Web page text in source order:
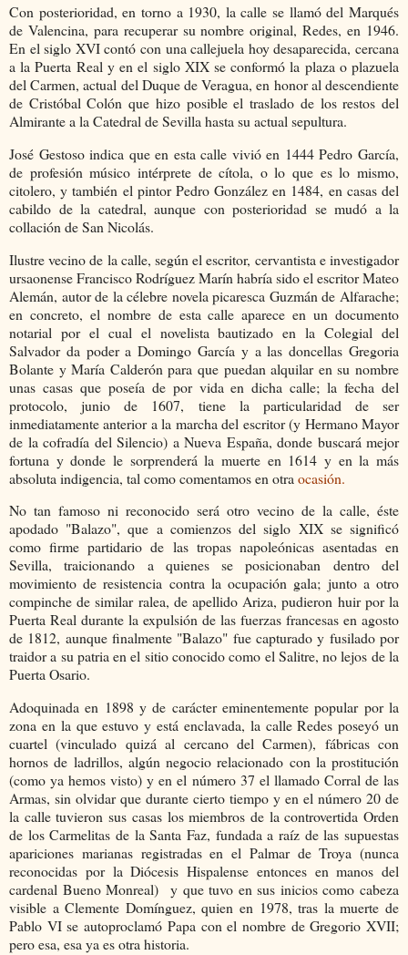
Con posterioridad, en torno a 1930, la calle se llamó del Marqués
de Valencina, para recuperar su nombre original, Redes, en 1946.
En el siglo XVI contó con una callejuela hoy desaparecida, cercana
a la Puerta Real y en el siglo XIX se conformó la plaza o plazuela
del Carmen, actual del Duque de Veragua, en honor al descendiente
de Cristóbal Colón que hizo posible el traslado de los restos del
Almirante a la Catedral de Sevilla hasta su actual sepultura.
José Gestoso indica que en esta calle vivió en 1444 Pedro García,
de profesión músico intérprete de cítola, o lo que es lo mismo,
citolero, y también el pintor Pedro González en 1484, en casas del
cabildo de la catedral, aunque con posterioridad se mudó a la
collación de San Nicolás.
Ilustre vecino de la calle, según el escritor, cervantista e investigador
ursaonense Francisco Rodríguez Marín habría sido el escritor Mateo
Alemán, autor de la célebre novela picaresca Guzmán de Alfarache;
en concreto, el nombre de esta calle aparece en un documento
notarial por el cual el novelista bautizado en la Colegial del
Salvador da poder a Domingo García y a las doncellas Gregoria
Bolante y María Calderón para que puedan alquilar en su nombre
unas casas que poseía de por vida en dicha calle; la fecha del
protocolo, junio de 1607, tiene la particularidad de ser
inmediatamente anterior a la marcha del escritor (y Hermano Mayor
de la cofradía del Silencio) a Nueva España, donde buscará mejor
fortuna y donde le sorprenderá la muerte en 1614 y en la más
absoluta indigencia, tal como comentamos en otra ocasión.
No tan famoso ni reconocido será otro vecino de la calle, éste
apodado "Balazo", que a comienzos del siglo XIX se significó
como firme partidario de las tropas napoleónicas asentadas en
Sevilla, traicionando a quienes se posicionaban dentro del
movimiento de resistencia contra la ocupación gala; junto a otro
compinche de similar ralea, de apellido Ariza, pudieron huir por la
Puerta Real durante la expulsión de las fuerzas francesas en agosto
de 1812, aunque finalmente "Balazo" fue capturado y fusilado por
traidor a su patria en el sitio conocido como el Salitre, no lejos de la
Puerta Osario.
Adoquinada en 1898 y de carácter eminentemente popular por la
zona en la que estuvo y está enclavada, la calle Redes poseyó un
cuartel (vinculado quizá al cercano del Carmen), fábricas con
hornos de ladrillos, algún negocio relacionado con la prostitución
(como ya hemos visto) y en el número 37 el llamado Corral de las
Armas, sin olvidar que durante cierto tiempo y en el número 20 de
la calle tuvieron sus casas los miembros de la controvertida Orden
de los Carmelitas de la Santa Faz, fundada a raíz de las supuestas
apariciones marianas registradas en el Palmar de Troya (nunca
reconocidas por la Diócesis Hispalense entonces en manos del
cardenal Bueno Monreal) y que tuvo en sus inicios como cabeza
visible a Clemente Domínguez, quien en 1978, tras la muerte de
Pablo VI se autoproclamó Papa con el nombre de Gregorio XVII;
pero esa, esa ya es otra historia.